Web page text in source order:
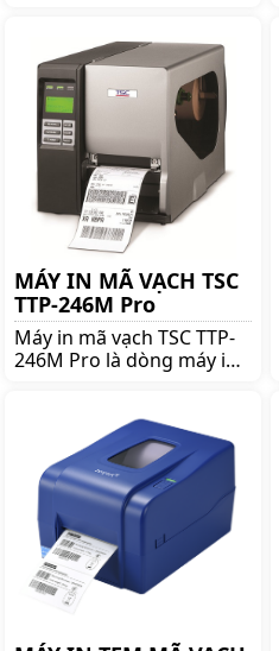
240 lên ngay shoppos.vn
để nhận được nhiều ưu
đãi và giá tốt!!
MÁY IN MÃ VẠCH TSC
TTP-246M Pro
Máy in mã vạch TSC TTP-
246M Pro là dòng máy in
246M Pro lên ngay
shoppos.vn để nhận được
nhiều ưu đãi và giá tốt!!